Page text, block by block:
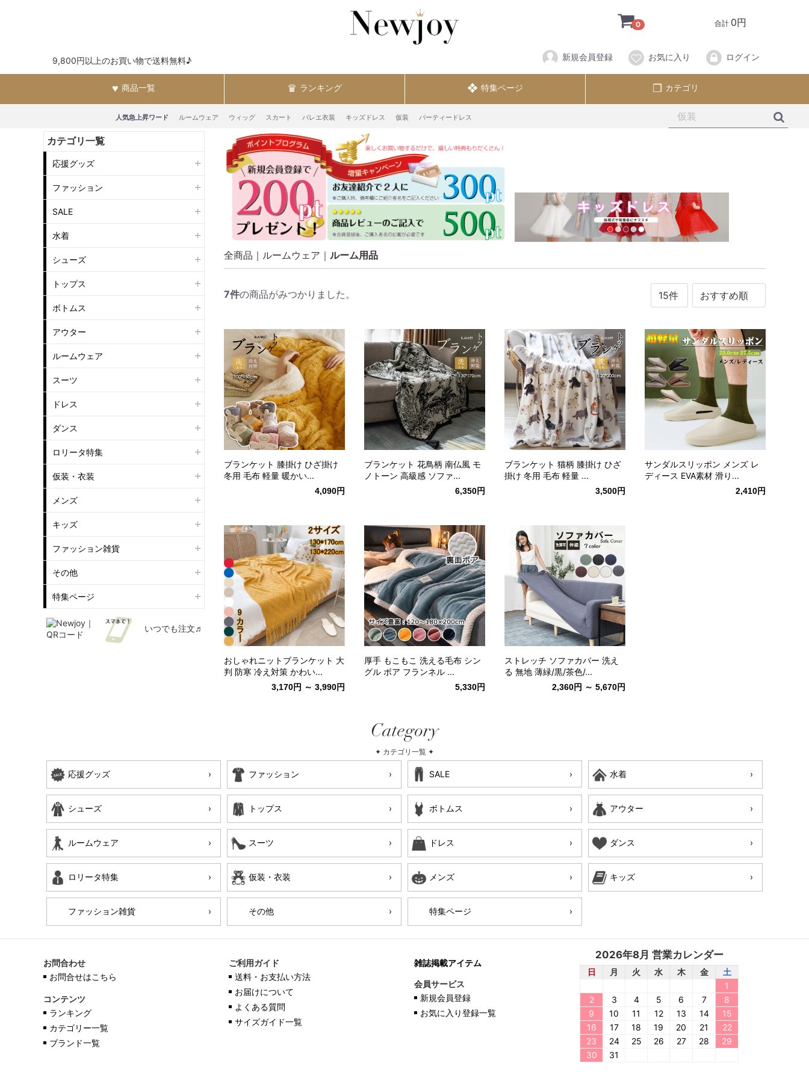
9,800円以上のお買い物で送料無料♪
0 合計 0円
新規会員登録 お気に入り ログイン
商品一覧 ランキング 特集ページ カテゴリ
人気急上昇ワード ルームウェア ウィッグ スカート バレエ衣装 キッズドレス 仮装 パーティードレス
カテゴリ一覧
応援グッズ
ファッション
SALE
水着
シューズ
トップス
ボトムス
アウター
ルームウェア
スーツ
ドレス
ダンス
ロリータ特集
仮装・衣装
メンズ
キッズ
ファッション雑貨
その他
特集ページ
いつでも注文♬
全商品 ルームウェア ルーム用品
7件の商品がみつかりました。
ブランケット 膝掛け ひざ掛け
冬用 毛布 軽量 暖かい...
4,090円
ブランケット 花鳥柄 南仏風 モ
ノトーン 高級感 ソファ...
6,350円
ブランケット 猫柄 膝掛け ひざ
掛け 冬用 毛布 軽量 ...
3,500円
サンダルスリッポン メンズ レ
ディース EVA素材 滑り...
2,410円
おしゃれニットブランケット 大
判 防寒 冷え対策 かわい...
3,170円 ～ 3,990円
厚手 もこもこ 洗える毛布 シン
グル ボア フランネル ...
5,330円
ストレッチ ソファカバー 洗え
る 無地 薄緑/黒/茶色/...
2,360円 ～ 5,670円
Category
✦ カテゴリ一覧 ✦
応援グッズ ファッション SALE 水着
シューズ トップス ボトムス アウター
ルームウェア スーツ ドレス ダンス
ロリータ特集 仮装・衣装 メンズ キッズ
ファッション雑貨 その他 特集ページ
お問合わせ
お問合せはこちら
コンテンツ
ランキング
カテゴリー一覧
ブランド一覧
ご利用ガイド
送料・お支払い方法
お届けについて
よくある質問
サイズガイド一覧
雑誌掲載アイテム
会員サービス
新規会員登録
お気に入り登録一覧
2026年8月 営業カレンダー
日 月 火 水 木 金
土
1
2
3 4 5 6 7
8
9
10 11 12 13 14
15
16
17 18 19 20 21
22
23
24 25 26 27 28
29
30
31